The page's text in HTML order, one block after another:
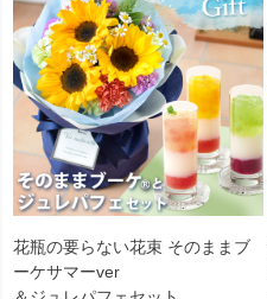
花瓶の要らない花束 そのままブ
ーケサマーver